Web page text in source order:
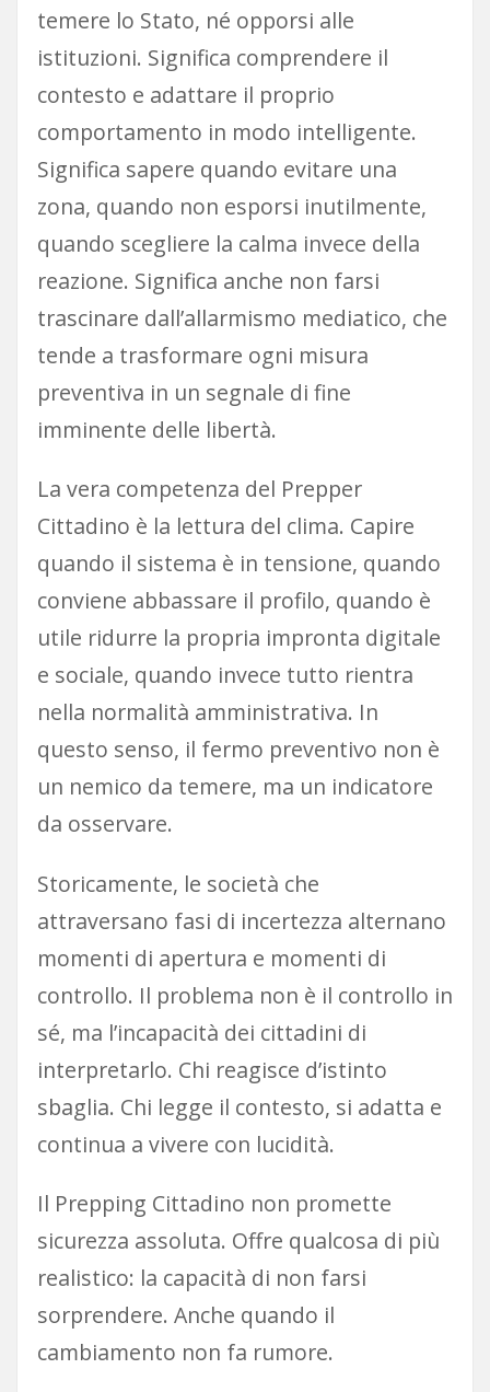
temere lo Stato, né opporsi alle
istituzioni. Significa comprendere il
contesto e adattare il proprio
comportamento in modo intelligente.
Significa sapere quando evitare una
zona, quando non esporsi inutilmente,
quando scegliere la calma invece della
reazione. Significa anche non farsi
trascinare dall’allarmismo mediatico, che
tende a trasformare ogni misura
preventiva in un segnale di fine
imminente delle libertà.
La vera competenza del Prepper
Cittadino è la lettura del clima. Capire
quando il sistema è in tensione, quando
conviene abbassare il profilo, quando è
utile ridurre la propria impronta digitale
e sociale, quando invece tutto rientra
nella normalità amministrativa. In
questo senso, il fermo preventivo non è
un nemico da temere, ma un indicatore
da osservare.
Storicamente, le società che
attraversano fasi di incertezza alternano
momenti di apertura e momenti di
controllo. Il problema non è il controllo in
sé, ma l’incapacità dei cittadini di
interpretarlo. Chi reagisce d’istinto
sbaglia. Chi legge il contesto, si adatta e
continua a vivere con lucidità.
Il Prepping Cittadino non promette
sicurezza assoluta. Offre qualcosa di più
realistico: la capacità di non farsi
sorprendere. Anche quando il
cambiamento non fa rumore.